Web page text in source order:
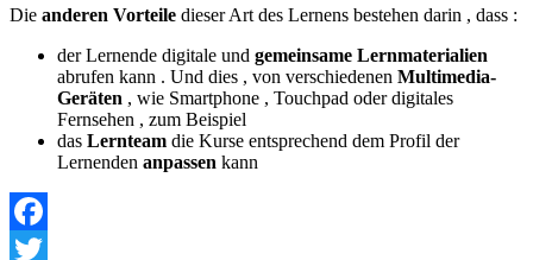
Die anderen Vorteile dieser Art des Lernens bestehen darin , dass :
der Lernende digitale und gemeinsame Lernmaterialien
abrufen kann . Und dies , von verschiedenen Multimedia-
Geräten , wie Smartphone , Touchpad oder digitales
Fernsehen , zum Beispiel
das Lernteam die Kurse entsprechend dem Profil der
Lernenden anpassen kann
Facebook